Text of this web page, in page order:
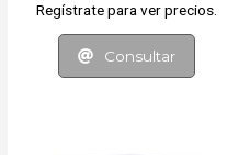
Regístrate para ver precios.
Consultar